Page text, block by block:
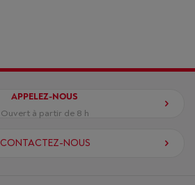
APPELEZ-NOUS
Ouvert à partir de 8 h
CONTACTEZ-NOUS